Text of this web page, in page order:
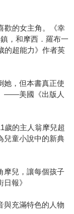
歡的女主角。《幸
，和摩西．羅布一
的超能力》作者英
她，但本書真正使
——美國《出版人
歲的主人翁摩兒超
兒童小說中的新典
摩兒，讓每個孩子
報》
與充滿特色的人物